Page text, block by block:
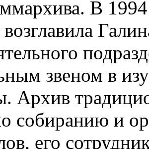
В
звеном в
Архив
собиранию и
его